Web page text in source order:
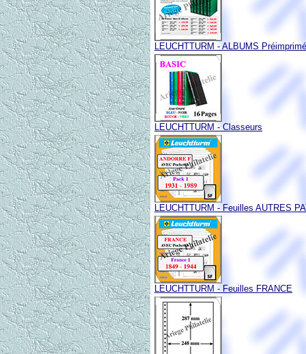
LEUCHTTURM - ALBUMS
LEUCHTTURM - Classeurs
LEUCHTTURM - Feuilles AUTRES
LEUCHTTURM - Feuilles FRANCE